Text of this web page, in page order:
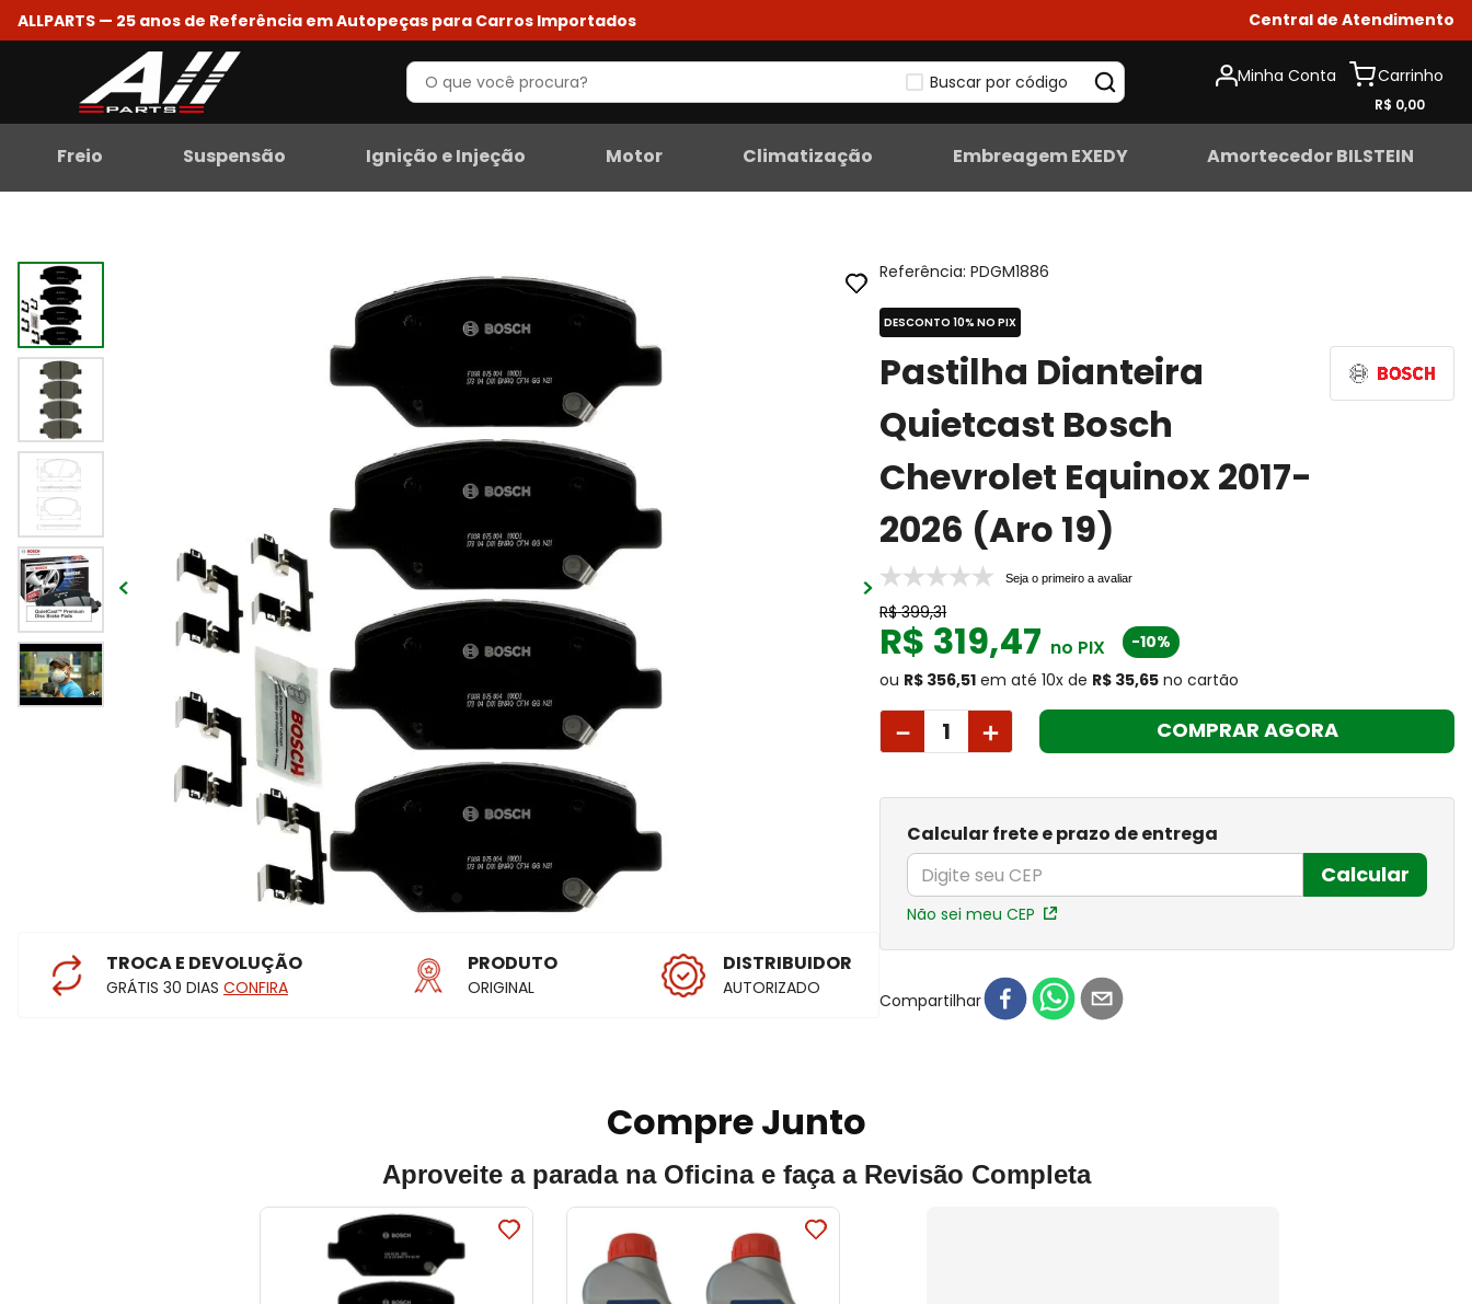
ALLPARTS — 25 anos de Referência em Autopeças para Carros Importados Central de Atendimento
Buscar por código Minha Conta
R$ 0,00
Freio Suspensão Ignição e Injeção Motor Climatização Embreagem EXEDY Amortecedor BILSTEIN
TROCA E DEVOLUÇÃO
GRÁTIS 30 DIAS CONFIRA
PRODUTO
ORIGINAL
DISTRIBUIDOR
AUTORIZADO
Referência:PDGM1886
DESCONTO 10% NO PIX
Pastilha Dianteira
Quietcast Bosch
Chevrolet Equinox 2017-
2026 (Aro 19)
Seja o primeiro a avaliar
R$ 399,31
R$ 319,47 no PIX
-10%
ou R$ 356,51 em até 10x de R$ 35,65 no cartão
＋
－ COMPRAR AGORA
Calcular frete e prazo de entrega
Calcular
Não sei meu CEP
Compartilhar
Compre Junto
Aproveite a parada na Oficina e faça a Revisão Completa